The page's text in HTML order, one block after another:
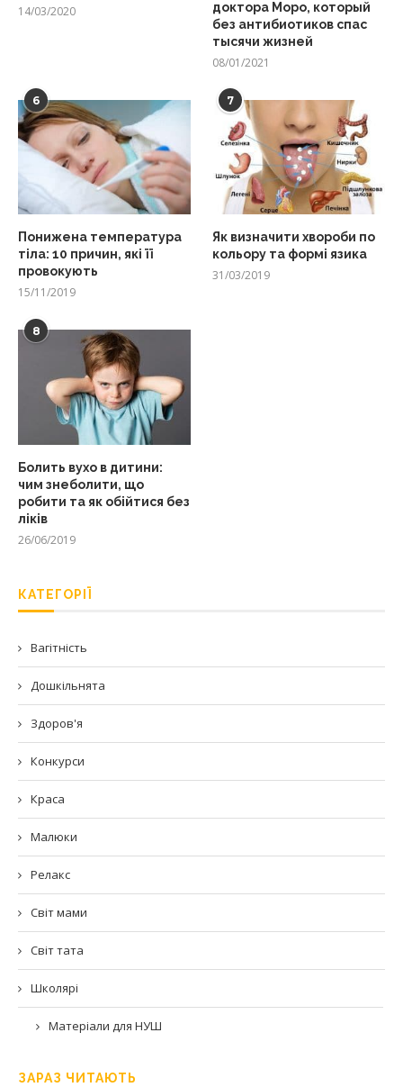
14/03/2020
доктора Моро, который
без антибиотиков спас
тысячи жизней
08/01/2021
6
Понижена температура
тіла: 10 причин, які її
провокують
15/11/2019
7
Як визначити хвороби по
кольору та формі язика
31/03/2019
8
Болить вухо в дитини:
чим знеболити, що
робити та як обійтися без
ліків
26/06/2019
КАТЕГОРІЇ
Вагітність
Дошкільнята
Здоров'я
Конкурси
Краса
Малюки
Релакс
Світ мами
Світ тата
Школярі
Матеріали для НУШ
ЗАРАЗ ЧИТАЮТЬ